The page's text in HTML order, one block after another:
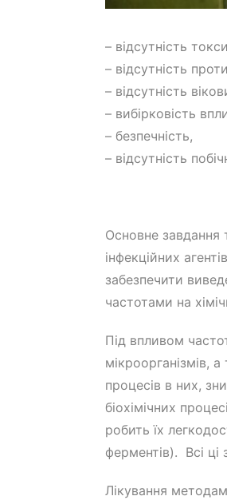
– відсутність
– відсутність
– відсутність
– вибірковість
– безпечність,
– відсутність
Основне завдання
інфекційних
забезпечити
частотами на
Під впливом
мікроорганізмів,
процесів в них,
біохімічних
робить їх
ферментів). Всі ці
Лікування